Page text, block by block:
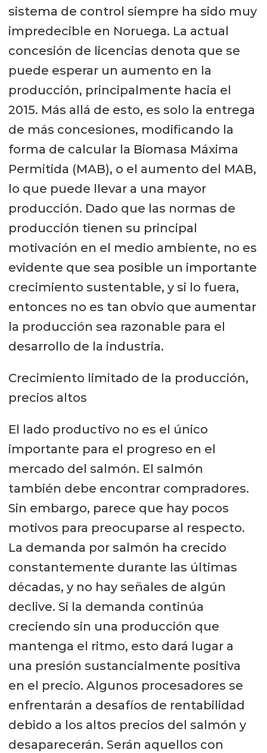
sistema de control siempre ha sido muy
impredecible en Noruega. La actual
concesión de licencias denota que se
puede esperar un aumento en la
producción, principalmente hacia el
2015. Más allá de esto, es solo la entrega
de más concesiones, modificando la
forma de calcular la Biomasa Máxima
Permitida (MAB), o el aumento del MAB,
lo que puede llevar a una mayor
producción. Dado que las normas de
producción tienen su principal
motivación en el medio ambiente, no es
evidente que sea posible un importante
crecimiento sustentable, y si lo fuera,
entonces no es tan obvio que aumentar
la producción sea razonable para el
desarrollo de la industria.
Crecimiento limitado de la producción,
precios altos
El lado productivo no es el único
importante para el progreso en el
mercado del salmón. El salmón
también debe encontrar compradores.
Sin embargo, parece que hay pocos
motivos para preocuparse al respecto.
La demanda por salmón ha crecido
constantemente durante las últimas
décadas, y no hay señales de algún
declive. Si la demanda continúa
creciendo sin una producción que
mantenga el ritmo, esto dará lugar a
una presión sustancialmente positiva
en el precio. Algunos procesadores se
enfrentarán a desafíos de rentabilidad
debido a los altos precios del salmón y
desaparecerán. Serán aquellos con